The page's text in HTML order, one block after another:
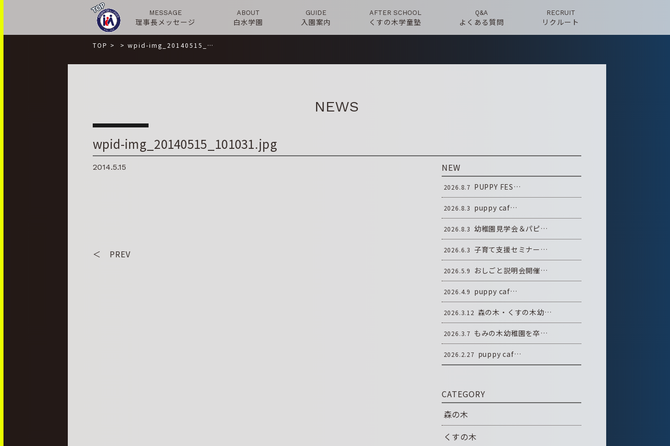
MESSAGE
理事長メッセージ
ABOUT
白水学園
GUIDE
入園案内
AFTER SCHOOL
くすの木学童塾
Q&A
よくある質問
RECRUIT
リクルート
TOP > > wpid-img_20140515_…
NEWS
wpid-img_20140515_101031.jpg
2014.5.15
＜ PREV
NEW
2026.8.7 PUPPY FES…
2026.8.3 puppy caf…
2026.8.3 幼稚園見学会＆パピ…
2026.6.3 子育て支援セミナー…
2026.5.9 おしごと説明会開催…
2026.4.9 puppy caf…
2026.3.12 森の木・くすの木幼…
2026.3.7 もみの木幼稚園を卒…
2026.2.27 puppy caf…
CATEGORY
森の木
くすの木